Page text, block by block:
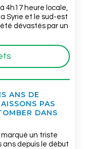
4h17 heure locale,
Syrie et le sud-est
dévastés par un
ANS DE
PAS
DANS
marqué un triste
ans depuis le début